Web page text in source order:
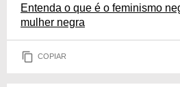
Entenda o que é o feminismo
mulher negra
COPIAR